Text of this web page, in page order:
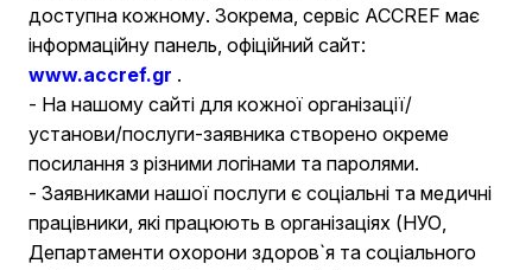
доступна кожному. Зокрема, сервіс ACCREF має
інформаційну панель, офіційний сайт:
www.accref.gr .
- На нашому сайті для кожної організації/
установи/послуги-заявника створено окреме
посилання з різними логінами та паролями.
- Заявниками нашої послуги є соціальні та медичні
працівники, які працюють в організаціях (НУО,
Департаменти охорони здоров`я та соціального